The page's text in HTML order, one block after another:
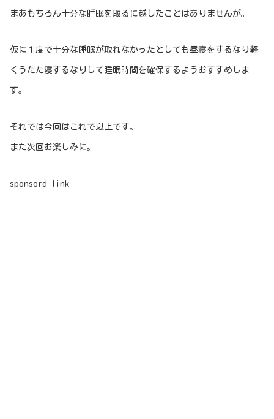
まあもちろん十分な睡眠を取るに越したことはありませんが。
仮に１度で十分な睡眠が取れなかったとしても昼寝をするなり軽
くうたた寝するなりして睡眠時間を確保するようおすすめしま
す。
それでは今回はこれで以上です。
また次回お楽しみに。
sponsord link